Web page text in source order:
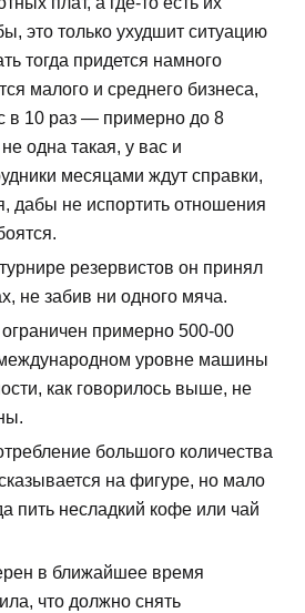
это только ухудшит ситуацию
тогда придется намного
малого и среднего бизнеса,
в 10 раз — примерно до 8
одна такая, у вас и
месяцами ждут справки,
дабы не испортить отношения
резервистов он принял
не забив ни одного мяча.
примерно 500-00
уровне машины
как говорилось выше, не
большого количества
на фигуре, но мало
пить несладкий кофе или чай
в ближайшее время
что должно снять